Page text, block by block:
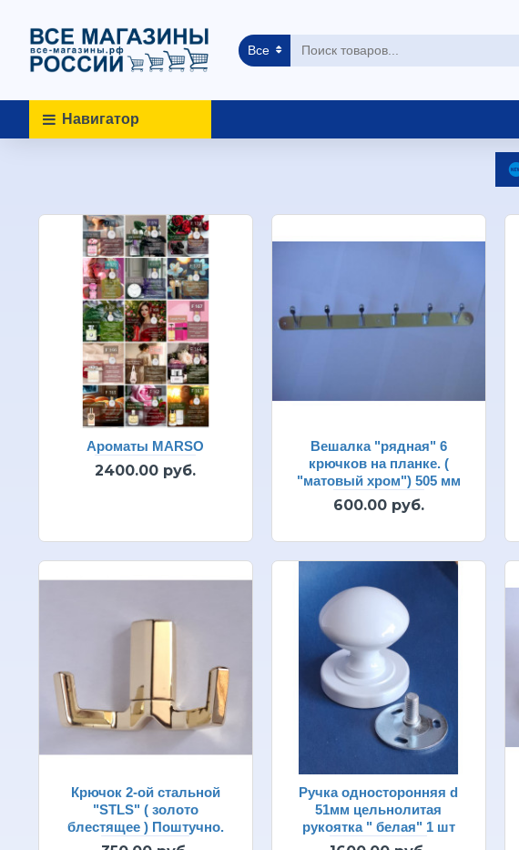
Все
Навигатор
Ароматы MARSO
2400.00 руб.
Вешалка "рядная" 6
крючков на планке. (
"матовый хром") 505 мм
600.00 руб.
Крючок 2-ой стальной
"STLS" ( золото
блестящее ) Поштучно.
Ручка односторонняя d
51мм цельнолитая
рукоятка " белая" 1 шт